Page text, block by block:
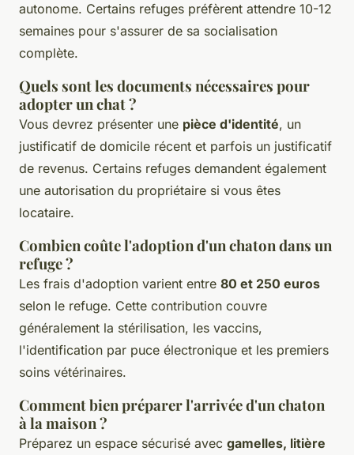
autonome. Certains refuges préfèrent attendre 10-12
semaines pour s'assurer de sa socialisation
complète.
Quels sont les documents nécessaires pour
adopter un chat ?
Vous devrez présenter une pièce d'identité, un
justificatif de domicile récent et parfois un justificatif
de revenus. Certains refuges demandent également
une autorisation du propriétaire si vous êtes
locataire.
Combien coûte l'adoption d'un chaton dans un
refuge ?
Les frais d'adoption varient entre 80 et 250 euros
selon le refuge. Cette contribution couvre
généralement la stérilisation, les vaccins,
l'identification par puce électronique et les premiers
soins vétérinaires.
Comment bien préparer l'arrivée d'un chaton
à la maison ?
Préparez un espace sécurisé avec gamelles, litière